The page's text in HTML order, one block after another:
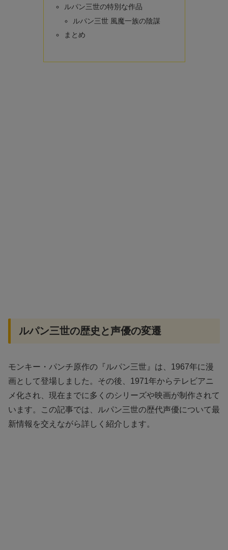
ルパン三世の特別な作品
ルパン三世 風魔一族の陰謀
まとめ
ルパン三世の歴史と声優の変遷
モンキー・パンチ原作の『ルパン三世』は、1967年に漫
画として登場しました。その後、1971年からテレビアニ
メ化され、現在までに多くのシリーズや映画が制作されて
います。この記事では、ルパン三世の歴代声優について最
新情報を交えながら詳しく紹介します。